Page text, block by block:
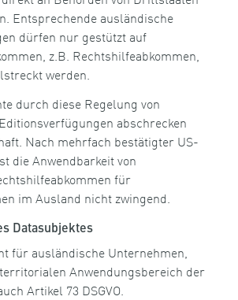
Entsprechende ausländische
dürfen nur gestützt auf
z.B. Rechtshilfeabkommen,
werden.
durch diese Regelung von
abschrecken
Nach mehrfach bestätigter US-
die Anwendbarkeit von
für
im Ausland nicht zwingend.
Datasubjektes
für ausländische Unternehmen,
Anwendungsbereich der
Artikel 73 DSGVO.